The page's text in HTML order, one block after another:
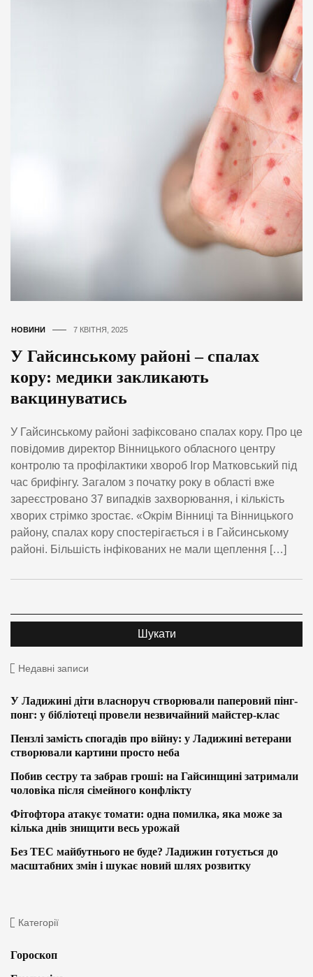
НОВИНИ 7 КВІТНЯ, 2025
У Гайсинському районі – спалах
кору: медики закликають
вакцинуватись
У Гайсинському районі зафіксовано спалах кору. Про це
повідомив директор Вінницького обласного центру
контролю та профілактики хвороб Ігор Матковський під
час брифінгу. Загалом з початку року в області вже
зареєстровано 37 випадків захворювання, і кількість
хворих стрімко зростає. «Окрім Вінниці та Вінницького
району, спалах кору спостерігається і в Гайсинському
районі. Більшість інфікованих не мали щеплення […]
Недавні записи
У Ладижині діти власноруч створювали паперовий пінг-
понг: у бібліотеці провели незвичайний майстер-клас
Пензлі замість спогадів про війну: у Ладижині ветерани
створювали картини просто неба
Побив сестру та забрав гроші: на Гайсинщині затримали
чоловіка після сімейного конфлікту
Фітофтора атакує томати: одна помилка, яка може за
кілька днів знищити весь урожай
Без ТЕС майбутнього не буде? Ладижин готується до
масштабних змін і шукає новий шлях розвитку
Категорії
Гороскоп